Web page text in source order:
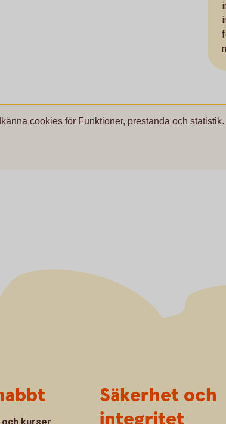
cookies för Funktioner, prestanda och statistik.
Säkerhet och